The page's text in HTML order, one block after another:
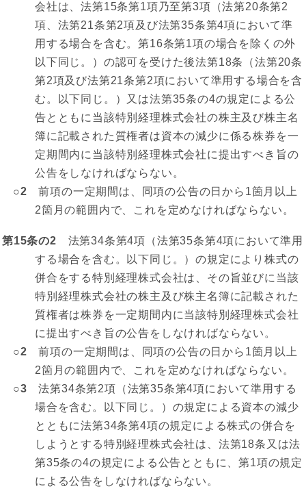
会社は、法第15条第1項乃至第3項（法第20条第2
項、法第21条第2項及び法第35条第4項において準
用する場合を含む。第16条第1項の場合を除くの外
以下同じ。）の認可を受けた後法第18条（法第20条
第2項及び法第21条第2項において準用する場合を含
む。以下同じ。）又は法第35条の4の規定による公
告とともに当該特別経理株式会社の株主及び株主名
簿に記載された質権者は資本の減少に係る株券を一
定期間内に当該特別経理株式会社に提出すべき旨の
公告をしなければならない。
○2 前項の一定期間は、同項の公告の日から1箇月以上
2箇月の範囲内で、これを定めなければならない。
第15条の2 法第34条第4項（法第35条第4項において準用
する場合を含む。以下同じ。）の規定により株式の
併合をする特別経理株式会社は、その旨並びに当該
特別経理株式会社の株主及び株主名簿に記載された
質権者は株券を一定期間内に当該特別経理株式会社
に提出すべき旨の公告をしなければならない。
○2 前項の一定期間は、同項の公告の日から1箇月以上
2箇月の範囲内で、これを定めなければならない。
○3 法第34条第2項（法第35条第4項において準用する
場合を含む。以下同じ。）の規定による資本の減少
とともに法第34条第4項の規定による株式の併合を
しようとする特別経理株式会社は、法第18条又は法
第35条の4の規定による公告とともに、第1項の規定
による公告をしなければならない。